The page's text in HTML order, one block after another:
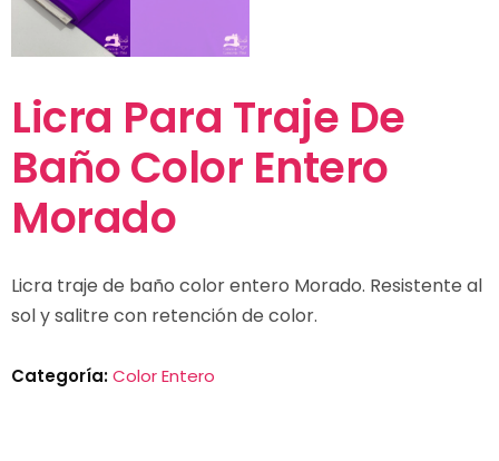
Licra Para Traje De
Baño Color Entero
Morado
Licra traje de baño color entero Morado. Resistente al
sol y salitre con retención de color.
Categoría:Color Entero